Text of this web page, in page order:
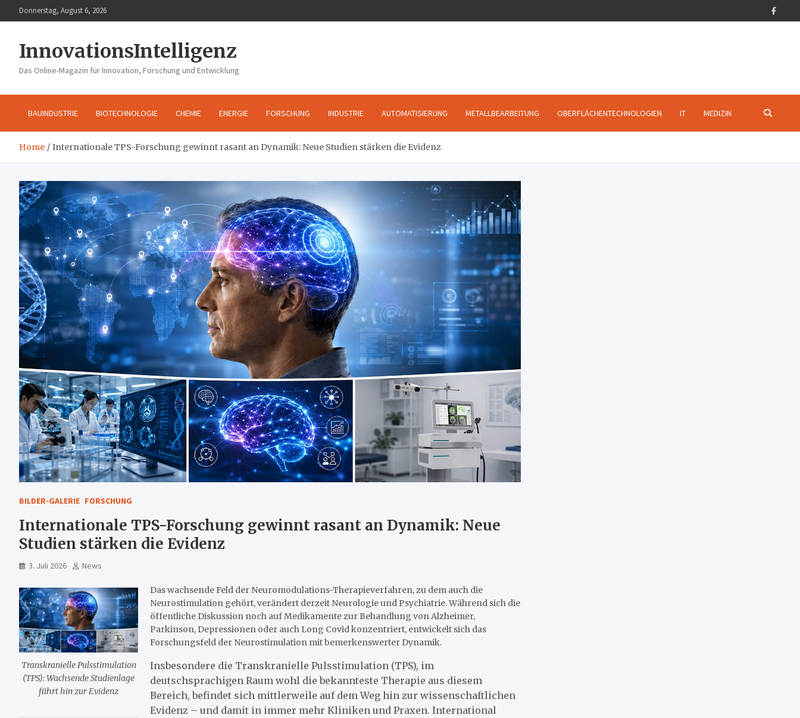
to
Donnerstag, August 6, 2026
InnovationsIntelligenz
Das Online-Magazin für Innovation, Forschung und Entwicklung
BAUINDUSTRIE BIOTECHNOLOGIE CHEMIE ENERGIE FORSCHUNG INDUSTRIE AUTOMATISIERUNG METALLBEARBEITUNG OBERFLÄCHENTECHNOLOGIEN IT MEDIZIN
Home Internationale TPS-Forschung gewinnt rasant an Dynamik: Neue Studien stärken die Evidenz
BILDER-GALERIE FORSCHUNG
Internationale TPS-Forschung gewinnt rasant an Dynamik: Neue
Studien stärken die Evidenz
3. Juli 2026 News
Transkranielle Pulsstimulation
(TPS): Wachsende Studienlage
führt hin zur Evidenz
Das wachsende Feld der Neuromodulations-Therapieverfahren, zu dem auch die
Neurostimulation gehört, verändert derzeit Neurologie und Psychiatrie. Während sich die
öffentliche Diskussion noch auf Medikamente zur Behandlung von Alzheimer,
Parkinson, Depressionen oder auch Long Covid konzentriert, entwickelt sich das
Forschungsfeld der Neurostimulation mit bemerkenswerter Dynamik.
Insbesondere die Transkranielle Pulsstimulation (TPS), im
deutschsprachigen Raum wohl die bekannteste Therapie aus diesem
Bereich, befindet sich mittlerweile auf dem Weg hin zur wissenschaftlichen
Evidenz – und damit in immer mehr Kliniken und Praxen. International